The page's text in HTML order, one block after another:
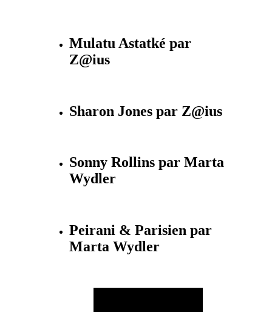
Mulatu Astatké par
Z@ius
Sharon Jones par Z@ius
Sonny Rollins par Marta
Wydler
Peirani & Parisien par
Marta Wydler